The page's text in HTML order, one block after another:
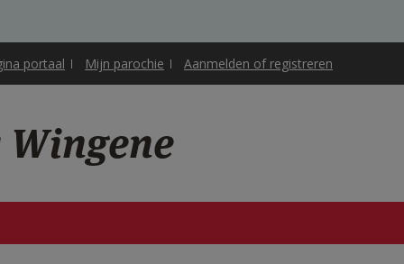
portaal Mijn parochie Aanmelden of registreren